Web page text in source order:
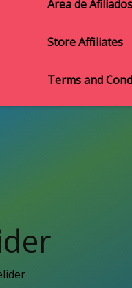
Área de Afiliados
Store Affiliates
Terms and